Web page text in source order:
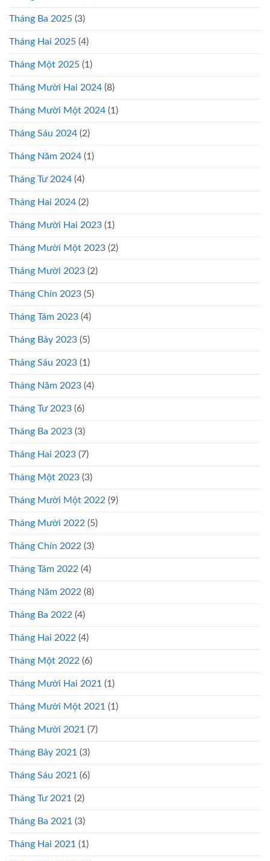
Tháng Ba 2025 (3)
Tháng Hai 2025 (4)
Tháng Một 2025 (1)
Tháng Mười Hai 2024 (8)
Tháng Mười Một 2024 (1)
Tháng Sáu 2024 (2)
Tháng Năm 2024 (1)
Tháng Tư 2024 (4)
Tháng Hai 2024 (2)
Tháng Mười Hai 2023 (1)
Tháng Mười Một 2023 (2)
Tháng Mười 2023 (2)
Tháng Chín 2023 (5)
Tháng Tám 2023 (4)
Tháng Bảy 2023 (5)
Tháng Sáu 2023 (1)
Tháng Năm 2023 (4)
Tháng Tư 2023 (6)
Tháng Ba 2023 (3)
Tháng Hai 2023 (7)
Tháng Một 2023 (3)
Tháng Mười Một 2022 (9)
Tháng Mười 2022 (5)
Tháng Chín 2022 (3)
Tháng Tám 2022 (4)
Tháng Năm 2022 (8)
Tháng Ba 2022 (4)
Tháng Hai 2022 (4)
Tháng Một 2022 (6)
Tháng Mười Hai 2021 (1)
Tháng Mười Một 2021 (1)
Tháng Mười 2021 (7)
Tháng Bảy 2021 (3)
Tháng Sáu 2021 (6)
Tháng Tư 2021 (2)
Tháng Ba 2021 (3)
Tháng Hai 2021 (1)